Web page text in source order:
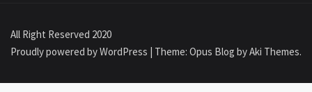
All Right Reserved 2020
Proudly powered by WordPress | Theme: Opus Blog byAki Themes.